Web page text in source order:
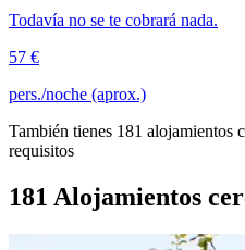
Todavía no se te cobrará nada.
57 €
pers./noche (aprox.)
También tienes 181 alojamientos
requisitos
181 Alojamientos